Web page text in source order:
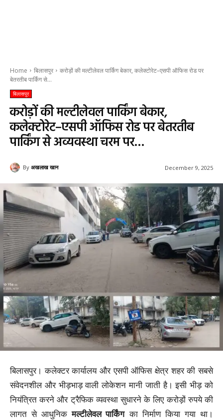
Home बिलासपुर
करोड़ों की मल्टीलेवल पार्किंग बेकार, कलेक्टोरेट–एसपी ऑफिस रोड पर
बेतरतीब पार्किंग से...
बिलासपुर
करोड़ों की मल्टीलेवल पार्किंग बेकार,
कलेक्टोरेट–एसपी ऑफिस रोड पर बेतरतीब
पार्किंग से अव्यवस्था चरम पर…
By अखलाख खान December 9, 2025
बिलासपुर। कलेक्टर कार्यालय और एसपी ऑफिस क्षेत्र शहर की सबसे
संवेदनशील और भीड़भाड़ वाली लोकेशन मानी जाती है। इसी भीड़ को
नियंत्रित करने और ट्रैफिक व्यवस्था सुधारने के लिए करोड़ों रुपये की
लागत से आधुनिकमल्टीलेवल पार्किंगका निर्माण किया गया था।